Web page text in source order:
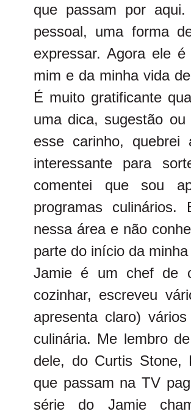
que passam por
pessoal, uma forma
expressar. Agora ele
mim e da minha vida
É muito gratificante
uma dica, sugestão
esse carinho,
interessante para
comentei que sou
programas
nessa área e não
parte do início da
Jamie é um chef de
cozinhar, escreveu
apresenta claro)
culinária. Me lembro
dele, do Curtis Stone,
que passam na TV
série do Jamie